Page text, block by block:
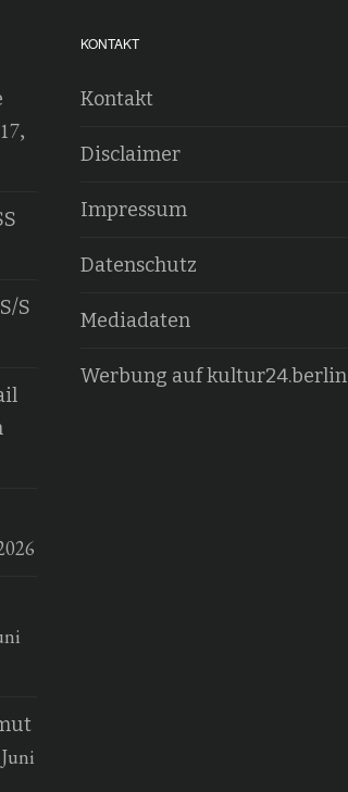
S
Juni
KONTAKT
Kontakt
Disclaimer
Impressum
Datenschutz
Mediadaten
Werbung auf kultur24.berlin